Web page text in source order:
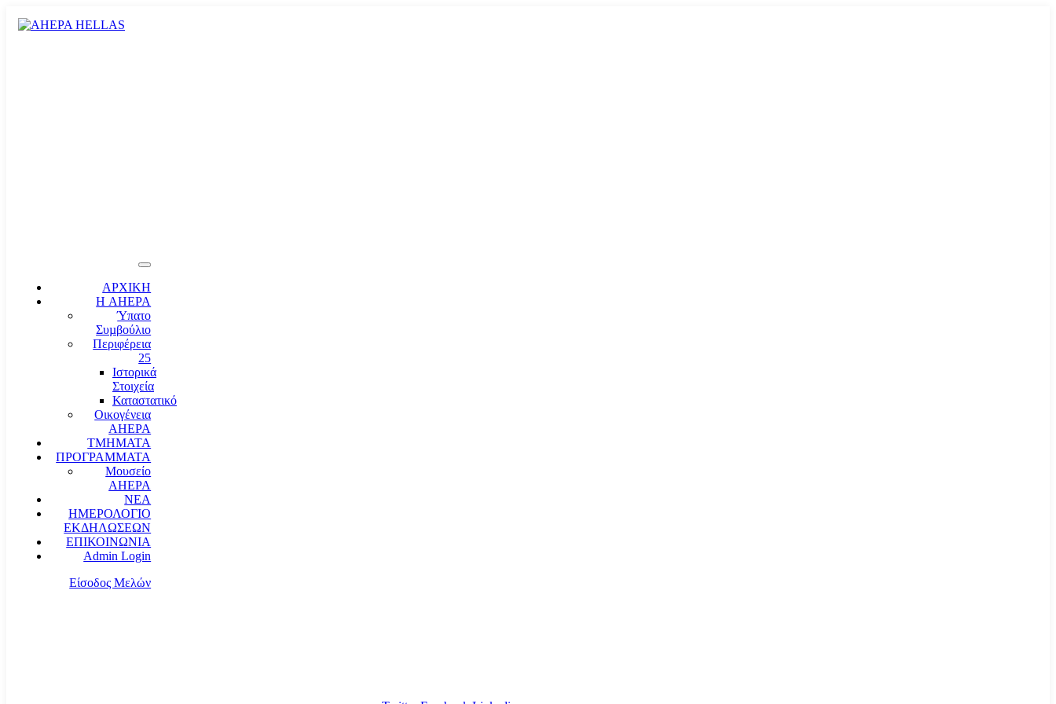
ΑΡΧΙΚΗ
Η AHEPA
Ύπατο
Συµβούλιο
Περιφέρεια
25
Ιστορικά
Στοιχεία
Καταστατικό
Οικογένεια
AHEPA
ΤΜΗΜΑΤΑ
ΠΡΟΓΡΑΜΜΑΤΑ
Μουσείο
AHEPA
ΝΕΑ
ΗΜΕΡΟΛΟΓΙΟ
ΕΚΔΗΛΩΣΕΩΝ
ΕΠΙΚΟΙΝΩΝΙΑ
Admin Login
Είσοδος Μελών